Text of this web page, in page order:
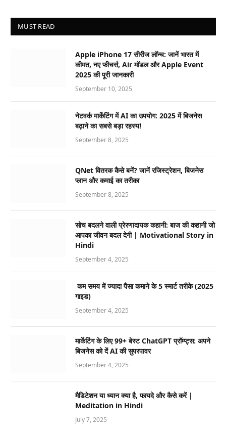
MUST READ
Apple iPhone 17 सीरीज लॉन्च: जानें भारत में
कीमत, नए फीचर्स, Air मॉडल और Apple Event
2025 की पूरी जानकारी
September 10, 2025
नेटवर्क मार्केटिंग में AI का उपयोग: 2025 में बिजनेस
बढ़ाने का सबसे बड़ा रहस्य!
September 8, 2025
QNet वितरक कैसे बनें? जानें रजिस्ट्रेशन, बिजनेस
प्लान और कमाई का तरीका
September 8, 2025
सोच बदलने वाली प्रेरणादायक कहानी: बाज की कहानी जो
आपका जीवन बदल देगी | Motivational Story in
Hindi
September 4, 2025
कम समय में ज्यादा पैसा कमाने के 5 स्मार्ट तरीके (2025
गाइड)
September 4, 2025
मार्केटिंग के लिए 99+ बेस्ट ChatGPT प्रॉम्प्ट्स: अपने
बिजनेस को दें AI की सुपरपावर
September 4, 2025
मैडिटेशन या ध्यान क्या है, फायदे और कैसे करें |
Meditation in Hindi
July 7, 2025